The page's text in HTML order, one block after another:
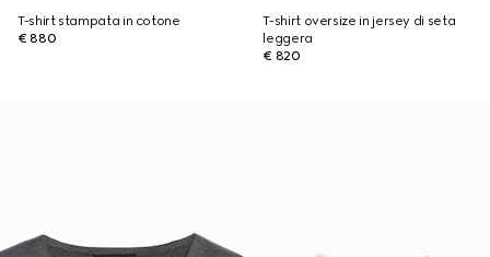
T-shirt stampata in cotone
€ 880
T-shirt oversize in jersey di seta
leggera
€ 820